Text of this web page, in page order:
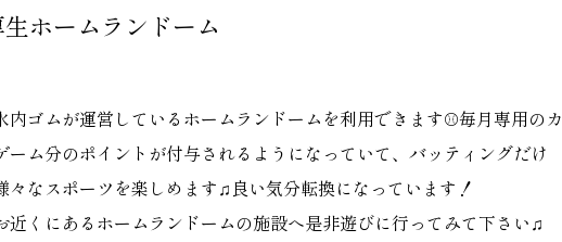
ホームランドーム
内ゴムが運営しているホームランドームを利用できます⚾毎月専用のカ
ーム分のポイントが付与されるようになっていて、バッティングだけ
々なスポーツを楽しめます♫良い気分転換になっています！
近くにあるホームランドームの施設へ是非遊びに行ってみて下さい♫